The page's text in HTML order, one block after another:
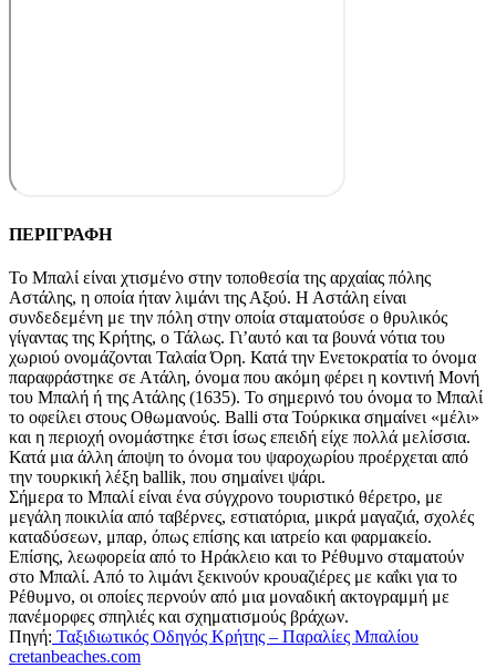
ΠΕΡΙΓΡΑΦΗ
Το Μπαλί είναι χτισμένο στην τοποθεσία της αρχαίας πόλης
Αστάλης, η οποία ήταν λιμάνι της Αξού. Η Αστάλη είναι
συνδεδεμένη με την πόλη στην οποία σταματούσε ο θρυλικός
γίγαντας της Κρήτης, ο Τάλως. Γι’αυτό και τα βουνά νότια του
χωριού ονομάζονται Ταλαία Όρη. Κατά την Ενετοκρατία το όνομα
παραφράστηκε σε Ατάλη, όνομα που ακόμη φέρει η κοντινή Μονή
του Μπαλή ή της Ατάλης (1635). Το σημερινό του όνομα το Μπαλί
το οφείλει στους Οθωμανούς. Balli στα Τούρκικα σημαίνει «μέλι»
και η περιοχή ονομάστηκε έτσι ίσως επειδή είχε πολλά μελίσσια.
Κατά μια άλλη άποψη το όνομα του ψαροχωρίου προέρχεται από
την τουρκική λέξη ballik, που σημαίνει ψάρι.
Σήμερα το Μπαλί είναι ένα σύγχρονο τουριστικό θέρετρο, με
μεγάλη ποικιλία από ταβέρνες, εστιατόρια, μικρά μαγαζιά, σχολές
καταδύσεων, μπαρ, όπως επίσης και ιατρείο και φαρμακείο.
Επίσης, λεωφορεία από το Ηράκλειο και το Ρέθυμνο σταματούν
στο Μπαλί. Από το λιμάνι ξεκινούν κρουαζιέρες με καΐκι για το
Ρέθυμνο, οι οποίες περνούν από μια μοναδική ακτογραμμή με
πανέμορφες σπηλιές και σχηματισμούς βράχων.
Πηγή: Ταξιδιωτικός Οδηγός Κρήτης – Παραλίες Μπαλίου
cretanbeaches.com